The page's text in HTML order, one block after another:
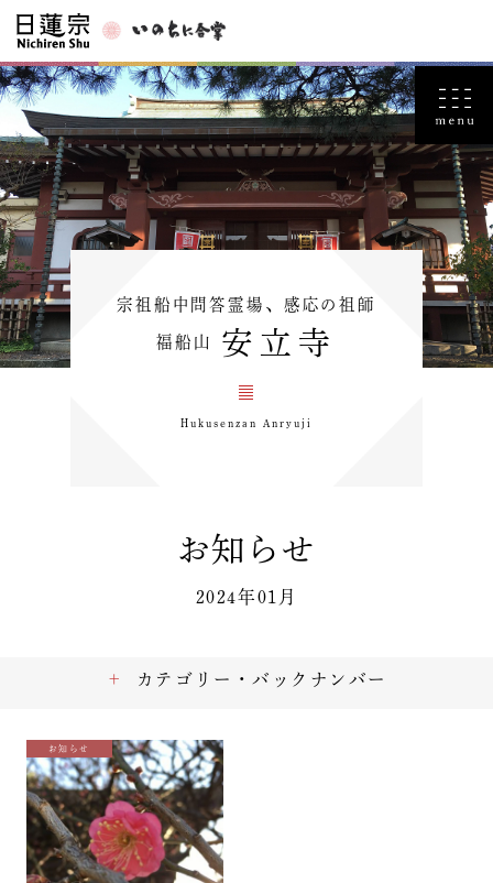
宗祖船中問答霊場、感応の祖師
福船山 安立寺
Hukusenzan Anryuji
お知らせ
2024年01月
お知らせ
カテゴリー・バックナンバー